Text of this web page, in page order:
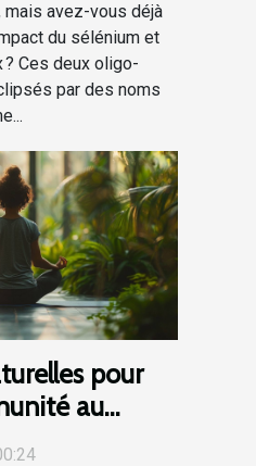
avez-vous déjà
du sélénium et
Ces deux oligo-
par des noms
pour
au